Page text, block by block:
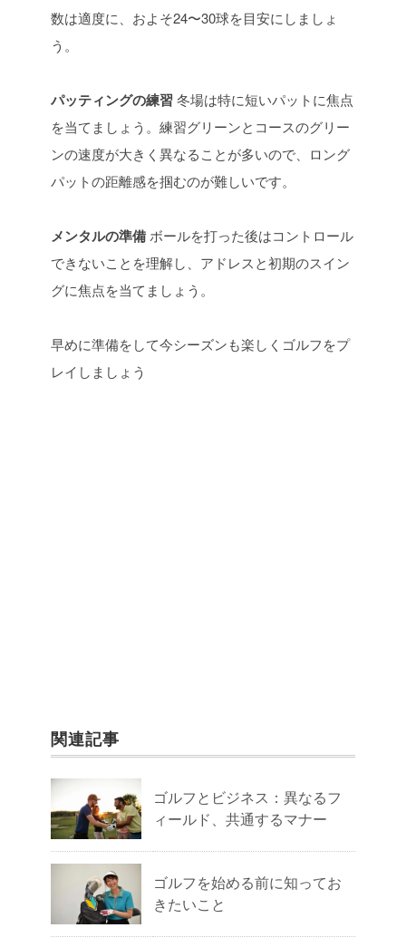
数は適度に、およそ24〜30球を目安にしましょ
う。
パッティングの練習 冬場は特に短いパットに焦点
を当てましょう。練習グリーンとコースのグリー
ンの速度が大きく異なることが多いので、ロング
パットの距離感を掴むのが難しいです。
メンタルの準備 ボールを打った後はコントロール
できないことを理解し、アドレスと初期のスイン
グに焦点を当てましょう。
早めに準備をして今シーズンも楽しくゴルフをプ
レイしましょう
関連記事
ゴルフとビジネス：異なるフ
ィールド、共通するマナー
ゴルフを始める前に知ってお
きたいこと